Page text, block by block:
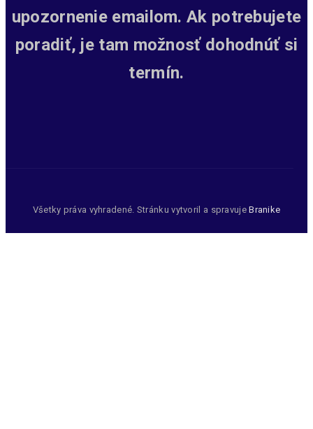
upozornenie emailom. Ak potrebujete
poradiť, je tam možnosť dohodnúť si
termín.
Všetky práva vyhradené. Stránku vytvoril a spravujeBranike